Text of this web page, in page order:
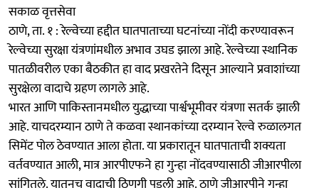
सकाळ वृत्तसेवा
ठाणे, ता. १ : रेल्वेच्या हद्दीत घातपाताच्या घटनांच्या नोंदी करण्यावरून
रेल्वेच्या सुरक्षा यंत्रणांमधील अभाव उघड झाला आहे. रेल्वेच्या स्थानिक
पातळीवरील एका बैठकीत हा वाद प्रखरतेने दिसून आल्याने प्रवाशांच्या
सुरक्षेला वादाचे ग्रहण लागले आहे.
भारत आणि पाकिस्तानमधील युद्धाच्या पार्श्वभूमीवर यंत्रणा सतर्क झाली
आहे. याचदरम्यान ठाणे ते कळवा स्थानकांच्या दरम्यान रेल्वे रुळालगत
सिमेंट पोल ठेवण्यात आला होता. या प्रकारातून घातपाताची शक्यता
वर्तवण्यात आली, मात्र आरपीएफने हा गुन्हा नोंदवण्यासाठी जीआरपीला